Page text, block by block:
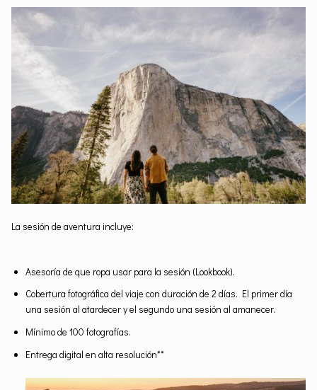
La sesión de aventura incluye:
Asesoría de que ropa usar para la sesión (Lookbook).
Cobertura fotográfica del viaje con duración de 2 días. El primer día
una sesión al atardecer y el segundo una sesión al amanecer.
Mínimo de 100 fotografías.
Entrega digital en alta resolución**